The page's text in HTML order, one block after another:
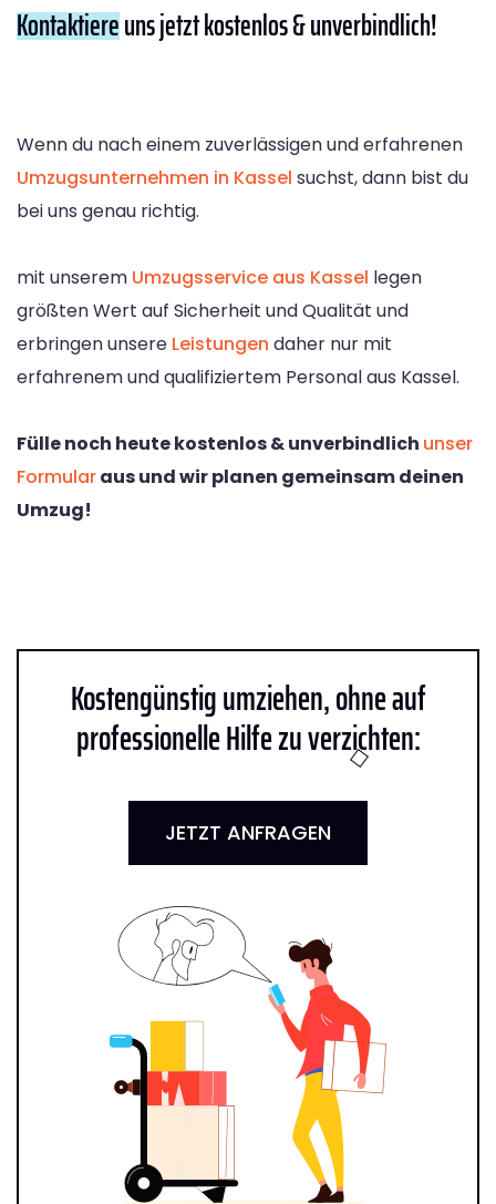
Kontaktiereuns jetzt kostenlos & unverbindlich!
Wenn du nach einem zuverlässigen und erfahrenen
Umzugsunternehmen in Kassel suchst, dann bist du
bei uns genau richtig.
mit unserem Umzugsservice aus Kassel legen
größten Wert auf Sicherheit und Qualität und
erbringen unsere Leistungen daher nur mit
erfahrenem und qualifiziertem Personal aus Kassel.
Fülle noch heute kostenlos & unverbindlich unser
Formularaus und wir planen gemeinsam deinen
Umzug!
Kostengünstig umziehen, ohne auf
professionelle Hilfe zu verzichten:
JETZT ANFRAGEN